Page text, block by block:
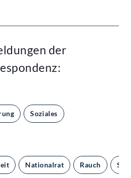
der
Soziales
Nationalrat Rauch